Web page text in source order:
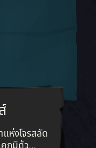
มอ
แห่งโจรสลัด
อมเจ้าเล่ห์ของเจ้าแห่งโจร